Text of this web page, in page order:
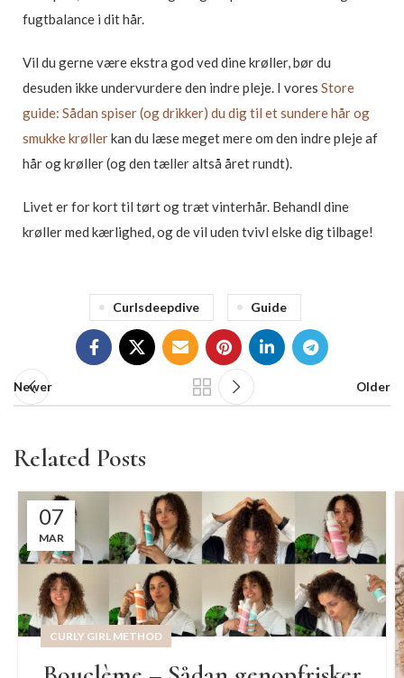
fugtbalance i dit hår.
Vil du gerne være ekstra god ved dine krøller, bør du
desuden ikke undervurdere den indre pleje. I vores Store
guide: Sådan spiser (og drikker) du dig til et sundere hår og
smukke krøllerkan du læse meget mere om den indre pleje af
hår og krøller (og den tæller altså året rundt).
Livet er for kort til tørt og træt vinterhår. Behandl dine
krøller med kærlighed, og de vil uden tvivl elske dig tilbage!
Curlsdeepdive Guide
Newer Older
Related Posts
07
MAR
CURLY GIRL METHOD